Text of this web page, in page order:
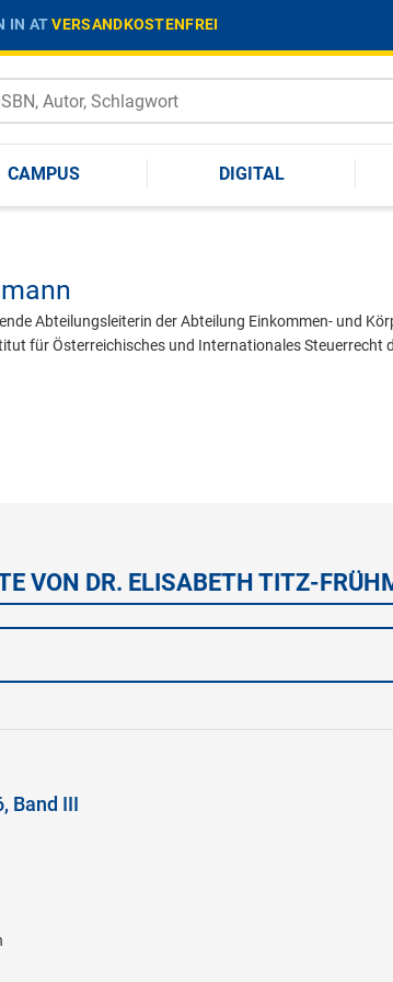
IN ATVERSANDKOSTENFREI
CAMPUS DIGITAL
Abteilungsleiterin der Abteilung Einkommen- und
für Österreichisches und Internationales Steuerrecht
VON DR. ELISABETH TITZ-
Band III